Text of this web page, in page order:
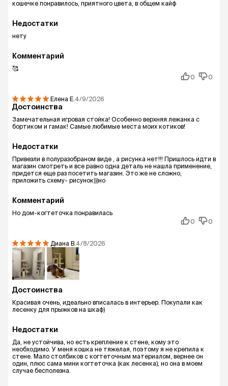
кошечке понравилось, приятного цвета, в общем кайф
Недостатки
нету
Комментарий
🥰
0
0
Елена E. 4/9/2026
Достоинства
Замечательная игровая стойка! Особенно верхняя лежанка с
бортиком и гамак! Самые любимые места моих котиков!
Недостатки
Привезли в полуразобраном виде , а рисунка нет!!! Пришлось идти в
магазин смотреть и все равно одна деталь не нашла применение,
придется еще раз посетить магазин. Это же не сложно,
приложить схему- рисунок)))но
Комментарий
Но дом-когтеточка понравилась
0
0
Диана В. 4/8/2026
Достоинства
Красивая очень, идеально вписалась в интерьер. Покупали как
лесенку для прыжков на шкаф)
Недостатки
Да, не устойчива, но есть крепление к стене, кому это
необходимо. У меня кошка не тяжелая, поэтому я не крепила к
стене. Мало столбиков с когтеточным материалом, вернее он
один, плюс сама мини когтеточка (как лесенка), но она в моем
случае бесполезна.